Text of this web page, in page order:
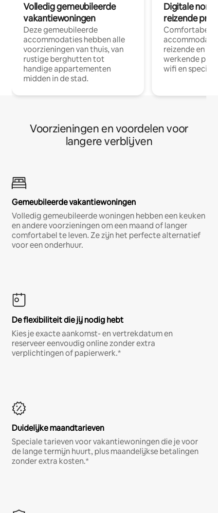
Volledig gemeubileerde
vakantiewoningen
Deze gemeubileerde
accommodaties hebben alle
voorzieningen van thuis, van
rustige berghutten tot
handige appartementen
midden in de stad.
Digitale
reizende
Comfortabele
reizende en
werkende
wifi en
Voorzieningen en voordelen voor
langere verblijven
Gemeubileerde vakantiewoningen
Volledig gemeubileerde woningen hebben een keuken
en andere voorzieningen om een maand of langer
comfortabel te leven. Ze zijn het perfecte alternatief
voor een onderhuur.
De flexibiliteit die jij nodig hebt
Kies je exacte aankomst- en vertrekdatum en
reserveer eenvoudig online zonder extra
verplichtingen of papierwerk.*
Duidelijke maandtarieven
Speciale tarieven voor vakantiewoningen die je voor
de lange termijn huurt, plus maandelijkse betalingen
zonder extra kosten.*